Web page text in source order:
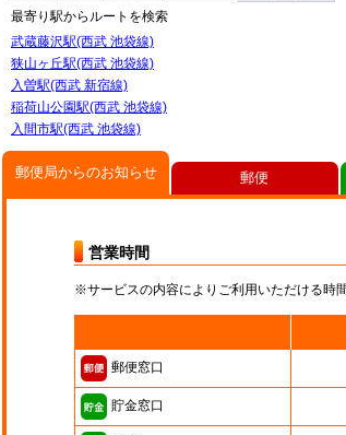
最寄り駅からルートを検索
武蔵藤沢駅(西武 池袋線)
狭山ヶ丘駅(西武 池袋線)
入曽駅(西武 新宿線)
稲荷山公園駅(西武 池袋線)
入間市駅(西武 池袋線)
郵便局からのお知らせ
営業時間
※サービスの内容によりご利用いただける時
郵便窓口
貯金窓口
郵便